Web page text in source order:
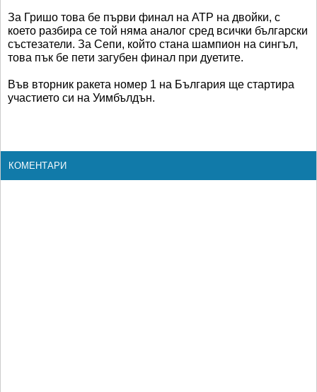
За Гришо това бе първи финал на ATP на двойки, с
което разбира се той няма аналог сред всички български
състезатели. За Сепи, който стана шампион на сингъл,
това пък бе пети загубен финал при дуетите.
Във вторник ракета номер 1 на България ще стартира
участието си на Уимбълдън.
КОМЕНТАРИ